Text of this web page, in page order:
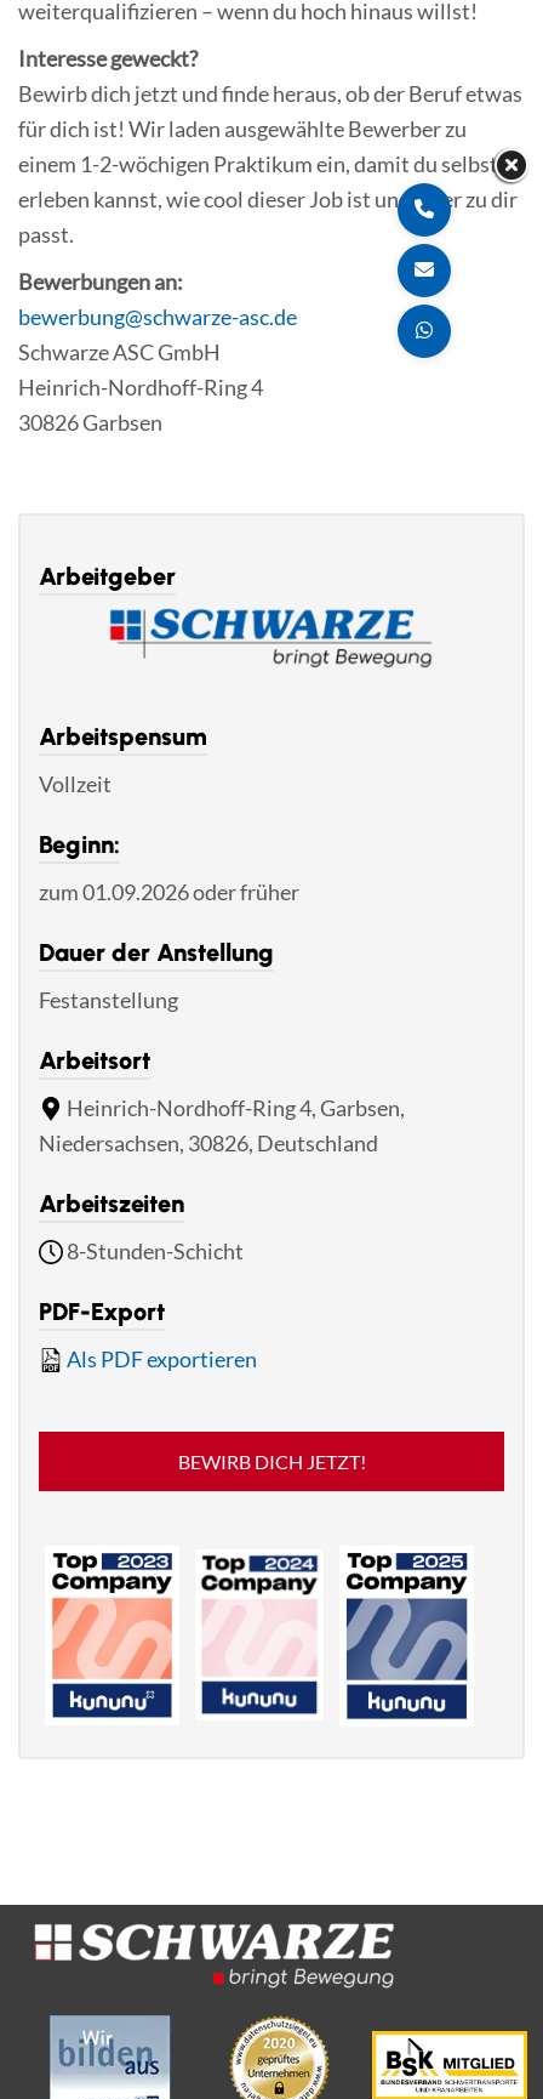
weiterqualifizieren – wenn du hoch hinaus willst!
Interesse geweckt?
Bewirb dich jetzt und finde heraus, ob der Beruf etwas
für dich ist! Wir laden ausgewählte Bewerber zu
einem 1-2-wöchigen Praktikum ein, damit du selbst
erleben kannst, wie cool dieser Job ist und ob er zu dir
passt.
Bewerbungen an:
bewerbung@schwarze-asc.de
Schwarze ASC GmbH
Heinrich-Nordhoff-Ring 4
30826 Garbsen
Arbeitgeber
Arbeitspensum
Vollzeit
Beginn:
zum 01.09.2026 oder früher
Dauer der Anstellung
Festanstellung
Arbeitsort
Heinrich-Nordhoff-Ring 4, Garbsen,
Niedersachsen, 30826, Deutschland
Arbeitszeiten
8-Stunden-Schicht
PDF-Export
Als PDF exportieren
BEWIRB DICH JETZT!